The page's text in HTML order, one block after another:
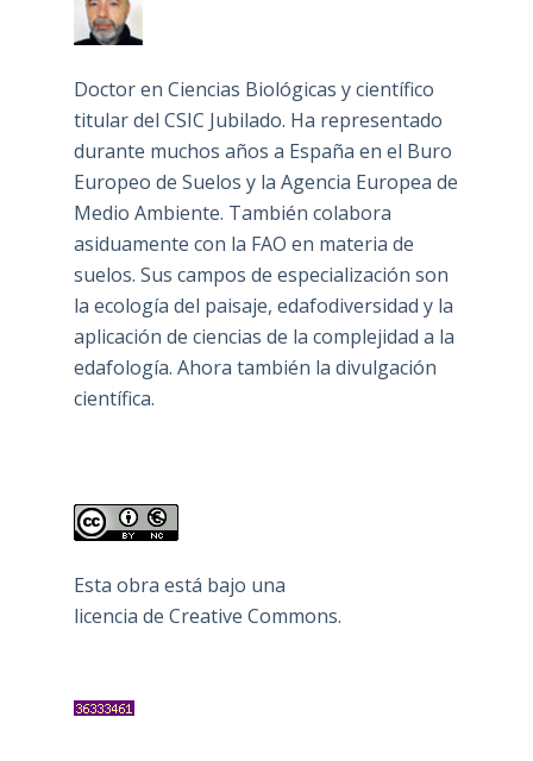
Doctor en Ciencias Biológicas y científico
titular del CSIC Jubilado. Ha representado
durante muchos años a España en el Buro
Europeo de Suelos y la Agencia Europea de
Medio Ambiente. También colabora
asiduamente con la FAO en materia de
suelos. Sus campos de especialización son
la ecología del paisaje, edafodiversidad y la
aplicación de ciencias de la complejidad a la
edafología. Ahora también la divulgación
científica.
Esta obra está bajo una
licencia de Creative Commons.